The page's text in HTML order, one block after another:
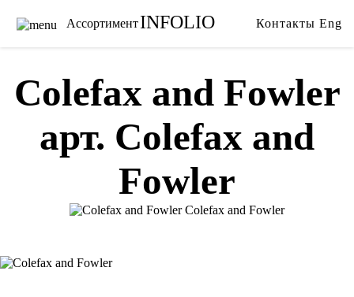
Каталог
Бренды
О нас
Сотрудничество
Ассортимент
Обои
Карнизы
Тримминги
Постельное белье
Гобелены
Пледы
INFOLIO Контакты Eng
Colefax and Fowler
арт. Colefax and
Fowler